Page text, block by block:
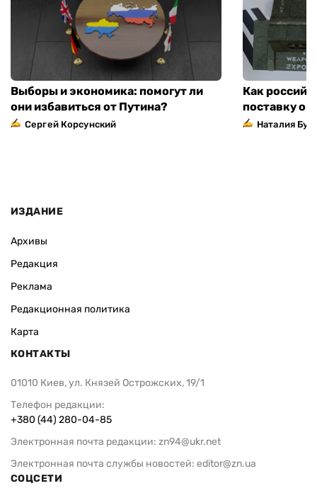
Выборы и экономика: помогут ли
они избавиться от Путина?
Сергей Корсунский
Как
поставку
Наталия
ИЗДАНИЕ
Архивы
Редакция
Реклама
Редакционная политика
Карта
КОНТАКТЫ
01010 Киев, ул. Князей Острожских, 19/1
Телефон редакции:
+380 (44) 280-04-85
Электронная почта редакции: zn94@ukr.net
Электронная почта службы новостей: editor@zn.ua
СОЦСЕТИ